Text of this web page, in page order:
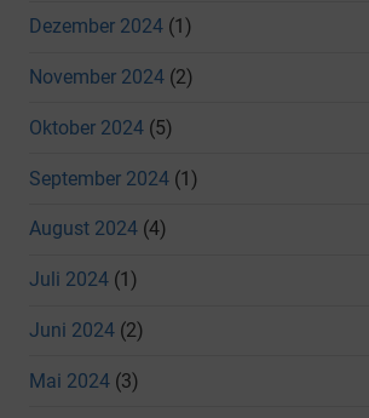
Dezember 2024 (1)
November 2024 (2)
Oktober 2024 (5)
September 2024 (1)
August 2024 (4)
Juli 2024 (1)
Juni 2024 (2)
Mai 2024 (3)